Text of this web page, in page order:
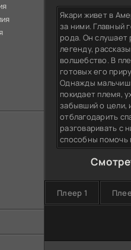
Якари живет в
за ними. Главный
рода. Он слушает
легенду,
волшебство. В
готовых его
Однажды
покидает племя,
забывший о цели,
отблагодарить
разговаривать с
способны помочь
Плеер 1